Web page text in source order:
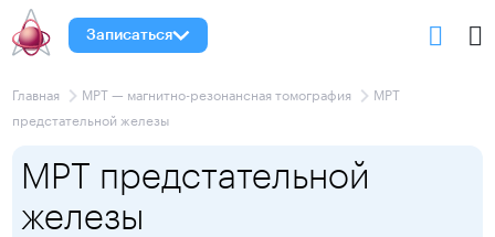
Записаться
Главная МРТ — магнитно-резонансная томография
МРТ
предстательной железы
МРТ предстательной
железы